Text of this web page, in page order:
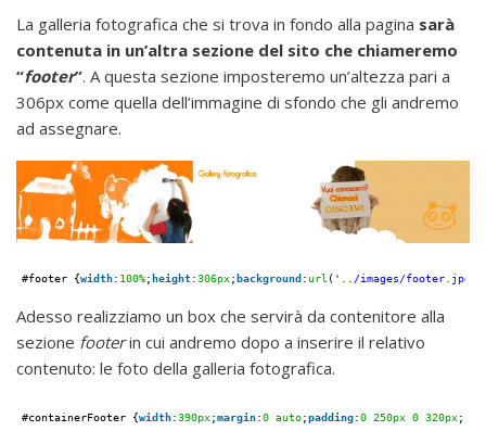
La galleria fotografica che si trova in fondo alla pagina sarà
contenuta in un’altra sezione del sito che chiameremo
“footer”. A questa sezione imposteremo un’altezza pari a
306px come quella dell’immagine di sfondo che gli andremo
ad assegnare.
#footer {width: 100%;height:306px;background: url ( '../images/footer.jpg'
Adesso realizziamo un box che servirà da contenitore alla
sezione footerin cui andremo dopo a inserire il relativo
contenuto: le foto della galleria fotografica.
#containerFooter {width:390px;margin:0 auto;padding:0 250px 0 320px;}